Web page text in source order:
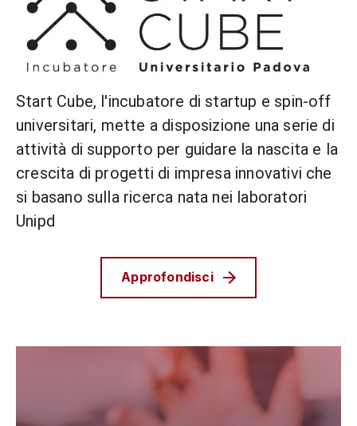
Start Cube, l'incubatore di startup e spin-off
universitari, mette a disposizione una serie di
attività di supporto per guidare la nascita e la
crescita di progetti di impresa innovativi che
si basano sulla ricerca nata nei laboratori
Unipd
Approfondisci